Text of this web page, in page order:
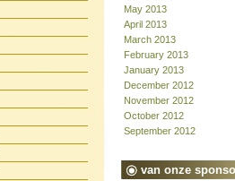
May 2013
April 2013
March 2013
February 2013
January 2013
December 2012
November 2012
October 2012
September 2012
van onze